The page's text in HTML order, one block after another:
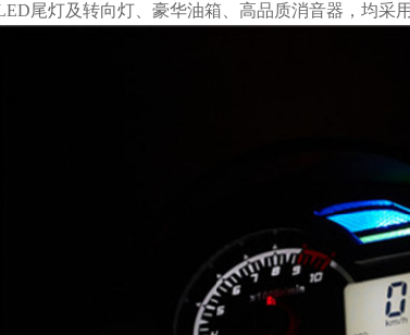
尾灯及转向灯、豪华油箱、高品质消音器，均采